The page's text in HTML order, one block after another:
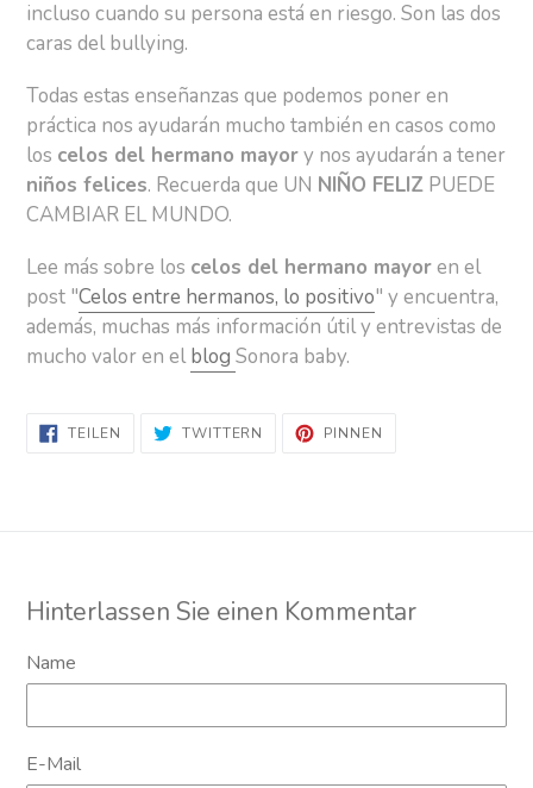
incluso cuando su persona está en riesgo. Son las dos
caras del bullying.
Todas estas enseñanzas que podemos poner en
práctica nos ayudarán mucho también en casos como
los celos del hermano mayory nos ayudarán a tener
niños felices. Recuerda que UN NIÑO FELIZ PUEDE
CAMBIAR EL MUNDO.
Lee más sobre los celos del hermano mayoren el
post "Celos entre hermanos, lo positivo" y encuentra,
además, muchas más información útil y entrevistas de
mucho valor en elblog Sonora baby.
TEILEN
FACEBOOK
TWITTERN AUF
TWITTER
PINNEN
Hinterlassen Sie einen Kommentar
Name
E-Mail